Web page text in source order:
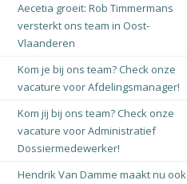
Aecetia groeit: Rob Timmermans
versterkt ons team in Oost-
Vlaanderen
Kom je bij ons team? Check onze
vacature voor Afdelingsmanager!
Kom jij bij ons team? Check onze
vacature voor Administratief
Dossiermedewerker!
Hendrik Van Damme maakt nu ook